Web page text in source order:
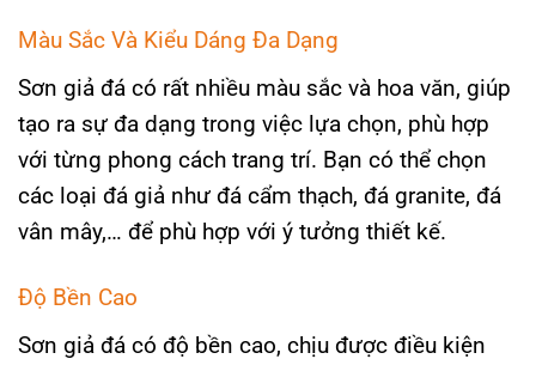
Màu Sắc Và Kiểu Dáng Đa Dạng
Sơn giả đá có rất nhiều màu sắc và hoa văn, giúp
tạo ra sự đa dạng trong việc lựa chọn, phù hợp
với từng phong cách trang trí. Bạn có thể chọn
các loại đá giả như đá cẩm thạch, đá granite, đá
vân mây,… để phù hợp với ý tưởng thiết kế.
Độ Bền Cao
Sơn giả đá có độ bền cao, chịu được điều kiện